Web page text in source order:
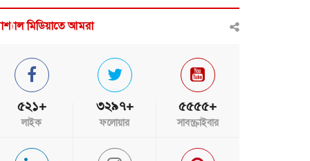
মিডিয়াতে আমরা
৫২১+
লাইক
৩২৯৭+
ফলোয়ার
৫৫৫৫+
সাবস্ক্রাইবার